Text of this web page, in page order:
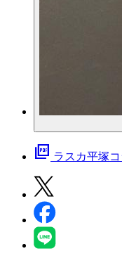
picture_as_pdf ラスカ平塚